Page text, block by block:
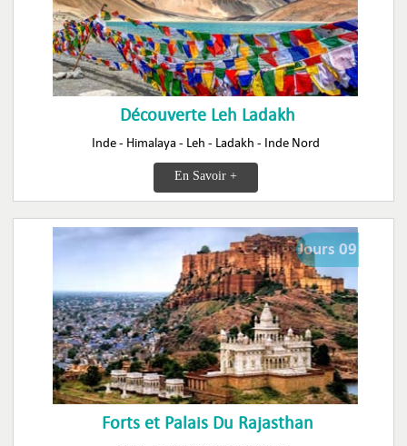
Découverte Leh Ladakh
Inde - Himalaya - Leh - Ladakh - Inde Nord
En Savoir +
Jours 09
Forts et Palais Du Rajasthan